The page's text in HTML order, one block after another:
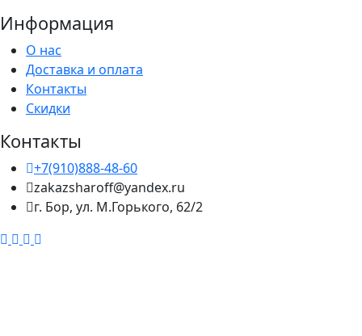
Информация
О нас
Доставка и оплата
Контакты
Скидки
Контакты
+7(910)888-48-60
zakazsharoff@yandex.ru
г. Бор, ул. М.Горького, 62/2